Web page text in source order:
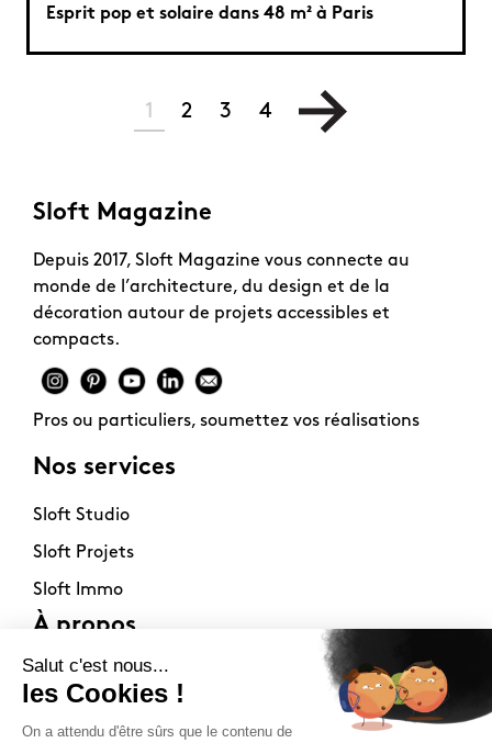
Esprit pop et solaire dans 48 m² à Paris
1 2 3 4
Sloft Magazine
Depuis 2017, Sloft Magazine vous connecte au
monde de l’architecture, du design et de la
décoration autour de projets accessibles et
compacts.
Pros ou particuliers, soumettez vos réalisations
Nos services
Sloft Studio
Sloft Projets
Sloft Immo
À propos
Contact